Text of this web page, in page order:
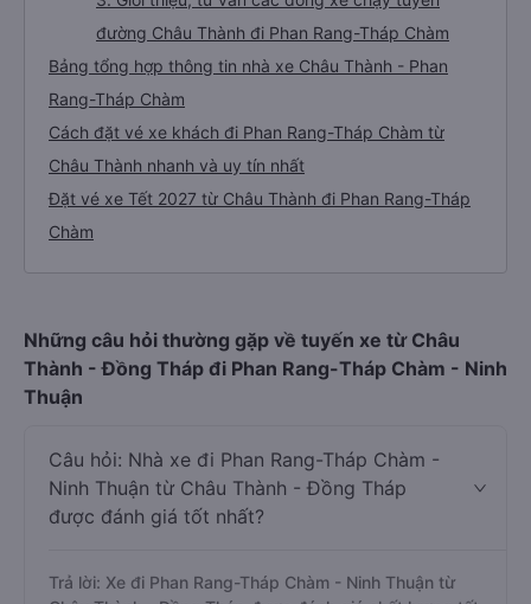
đường Châu Thành đi Phan Rang-Tháp Chàm
Bảng tổng hợp thông tin nhà xe Châu Thành - Phan
Rang-Tháp Chàm
Cách đặt vé xe khách đi Phan Rang-Tháp Chàm từ
Châu Thành nhanh và uy tín nhất
Đặt vé xe Tết 2027 từ Châu Thành đi Phan Rang-Tháp
Chàm
Những câu hỏi thường gặp về tuyến xe từ Châu
Thành - Đồng Tháp đi Phan Rang-Tháp Chàm - Ninh
Thuận
Câu hỏi: Nhà xe đi Phan Rang-Tháp Chàm -
Ninh Thuận từ Châu Thành - Đồng Tháp
được đánh giá tốt nhất?
Trả lời: Xe đi Phan Rang-Tháp Chàm - Ninh Thuận từ